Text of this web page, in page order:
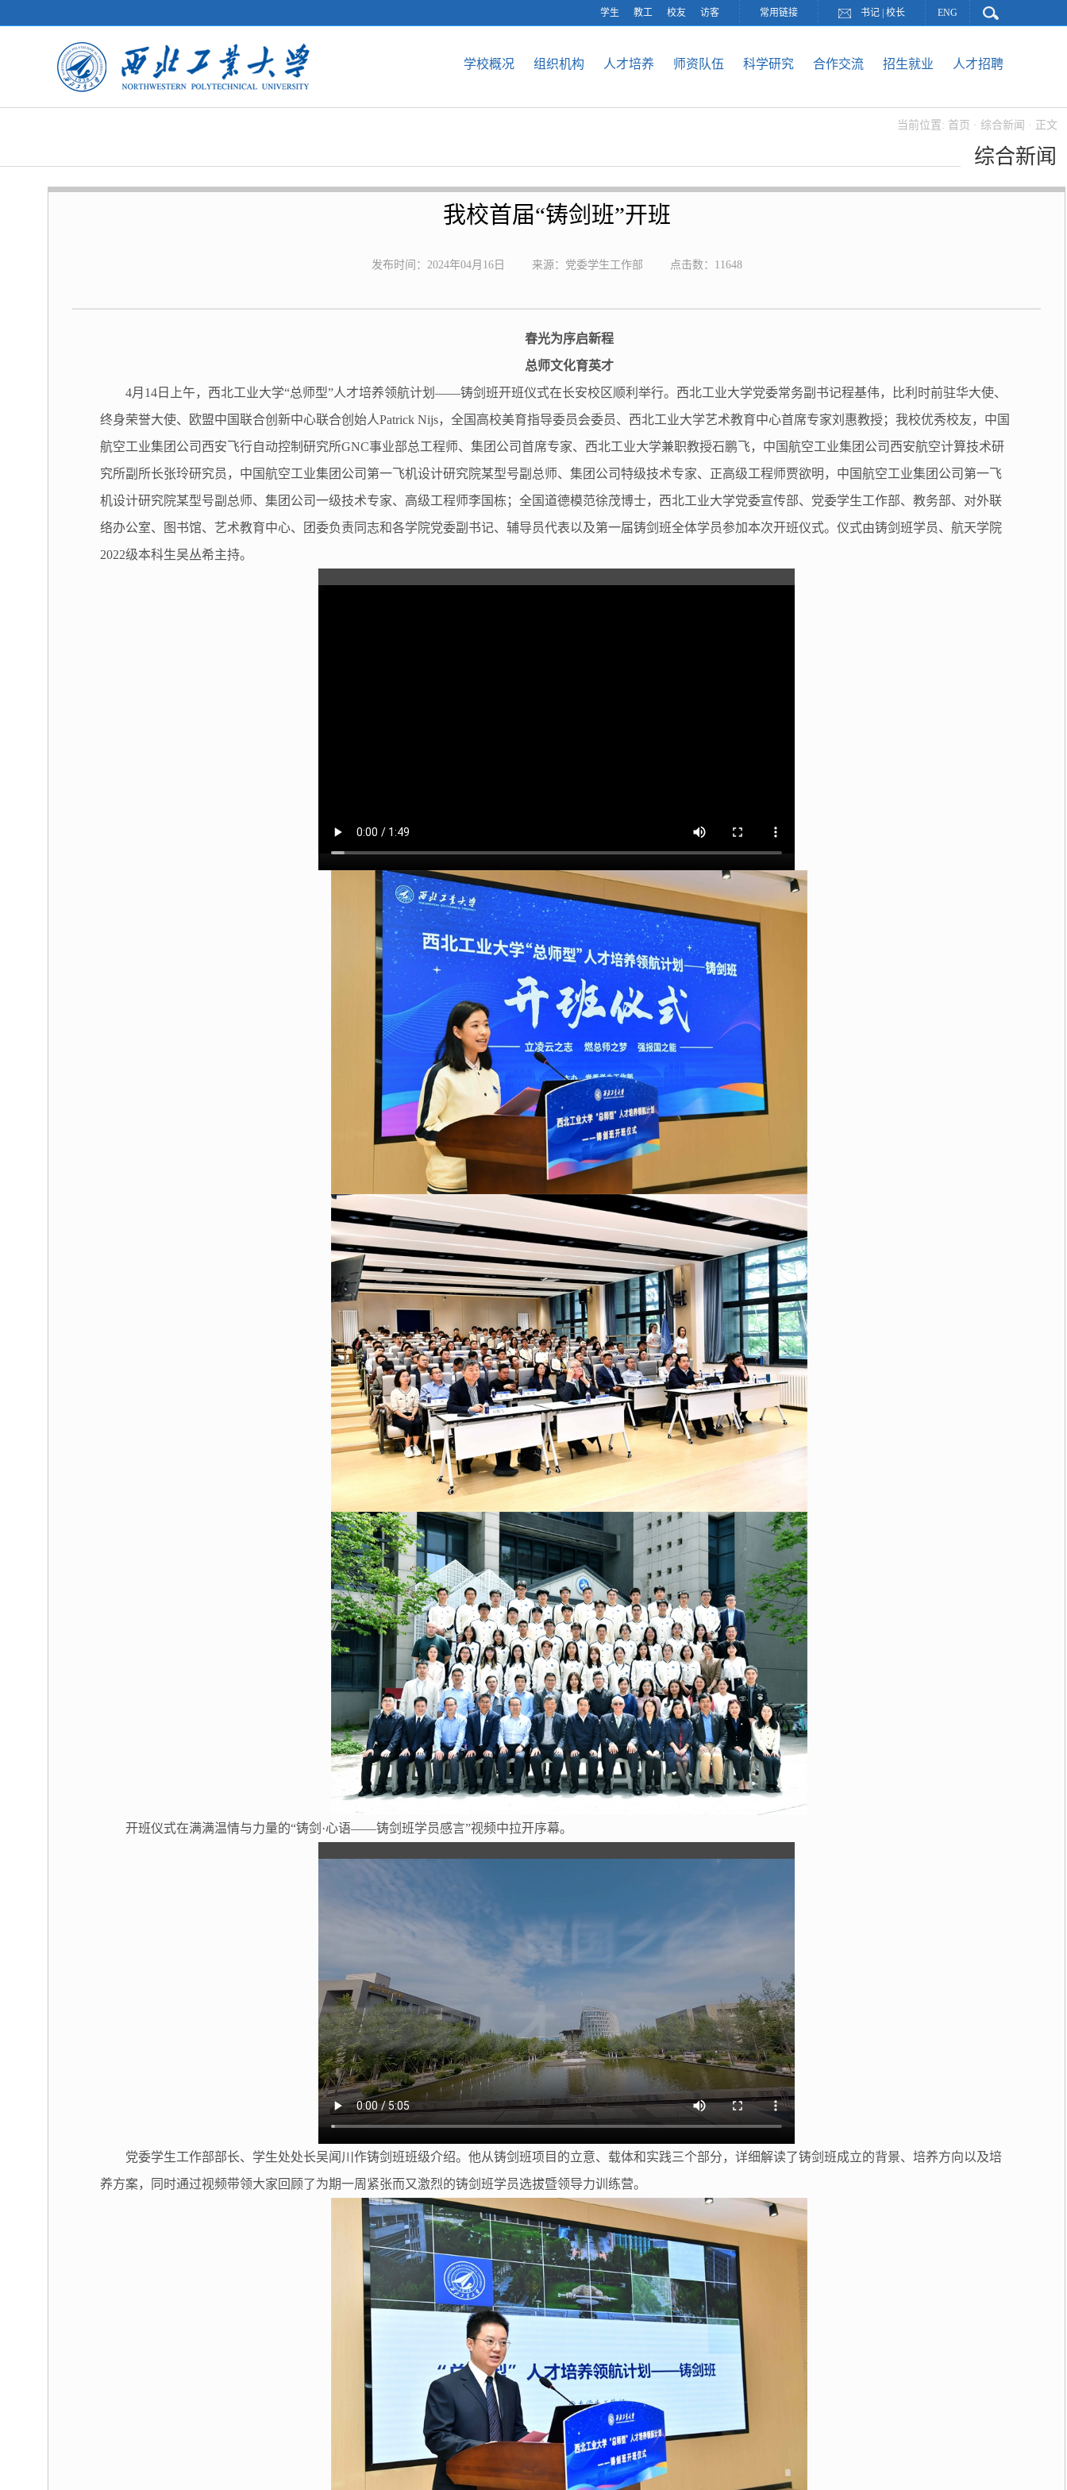
学生 教工 校友 访客 常用链接 书记 校长 ENG
学校概况 组织机构 人才培养 师资队伍 科学研究 合作交流 招生就业 人才招聘
当前位置: 首页 · 综合新闻 · 正文
综合新闻
我校首届“铸剑班”开班
发布时间：2024年04月16日 来源：党委学生工作部 点击数： 11648
春光为序启新程
总师文化育英才
4月14日上午，西北工业大学“总师型”人才培养领航计划——铸剑班开班仪式在长安校区顺利举行。西北工业大学党委常务副书记程基伟，比利时前驻华大使、
终身荣誉大使、欧盟中国联合创新中心联合创始人Patrick Nijs，全国高校美育指导委员会委员、西北工业大学艺术教育中心首席专家刘惠教授；我校优秀校友，中国
航空工业集团公司西安飞行自动控制研究所GNC事业部总工程师、集团公司首席专家、西北工业大学兼职教授石鹏飞，中国航空工业集团公司西安航空计算技术研
究所副所长张玲研究员，中国航空工业集团公司第一飞机设计研究院某型号副总师、集团公司特级技术专家、正高级工程师贾欲明，中国航空工业集团公司第一飞
机设计研究院某型号副总师、集团公司一级技术专家、高级工程师李国栋；全国道德模范徐茂博士，西北工业大学党委宣传部、党委学生工作部、教务部、对外联
络办公室、图书馆、艺术教育中心、团委负责同志和各学院党委副书记、辅导员代表以及第一届铸剑班全体学员参加本次开班仪式。仪式由铸剑班学员、航天学院
2022级本科生吴丛希主持。
开班仪式在满满温情与力量的“铸剑·心语——铸剑班学员感言”视频中拉开序幕。
党委学生工作部部长、学生处处长吴闻川作铸剑班班级介绍。他从铸剑班项目的立意、载体和实践三个部分，详细解读了铸剑班成立的背景、培养方向以及培
养方案，同时通过视频带领大家回顾了为期一周紧张而又激烈的铸剑班学员选拔暨领导力训练营。